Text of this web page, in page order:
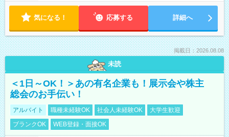
気になる！ 応募する 詳細へ
掲載日：2026.08.08
未読
＜1日～OK！＞あの有名企業も！展示会や株主
総会のお手伝い！
アルバイト 職種未経験OK 社会人未経験OK
大学生歓迎
ブランクOK
WEB登録・面接OK